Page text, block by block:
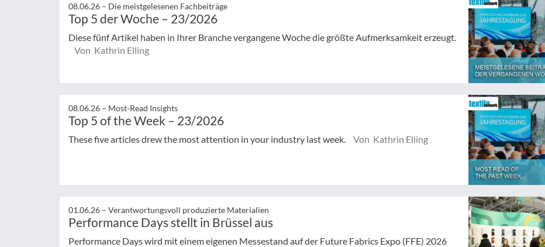
08.06.26 – Die meistgelesenen Fachbeiträge
Top 5 der Woche – 23/2026
Diese fünf Artikel haben in Ihrer Branche vergangene Woche die größte Aufmerksamkeit erzeugt.
Von Kathrin Elling
08.06.26 – Most‑Read Insights
Top 5 of the Week – 23/2026
These five articles drew the most attention in your industry last week. Von Kathrin Elling
01.06.26 – Verantwortungsvoll produzierte Materialien
Performance Days stellt in Brüssel aus
Performance Days wird mit einem eigenen Messestand auf der Future Fabrics Expo (FFE) 2026